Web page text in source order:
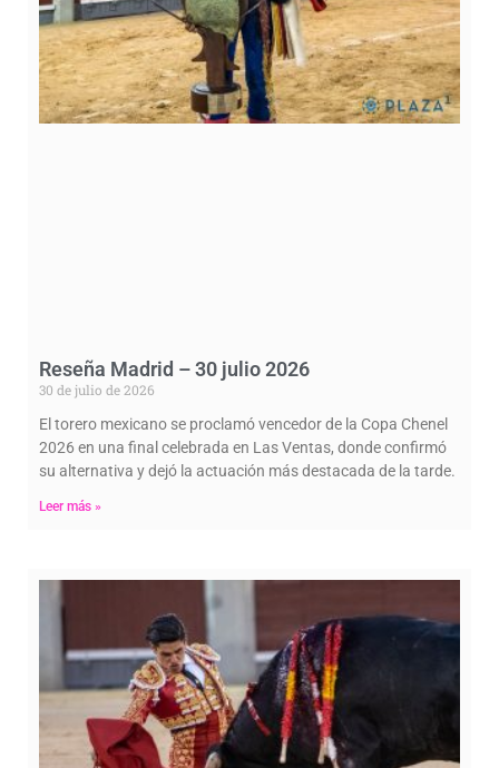
Reseña Madrid – 30 julio 2026
30 de julio de 2026
El torero mexicano se proclamó vencedor de la Copa Chenel
2026 en una final celebrada en Las Ventas, donde confirmó
su alternativa y dejó la actuación más destacada de la tarde.
Leer más »